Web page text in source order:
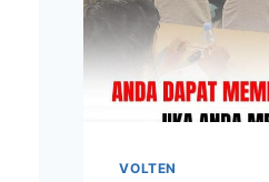
VOLTEN